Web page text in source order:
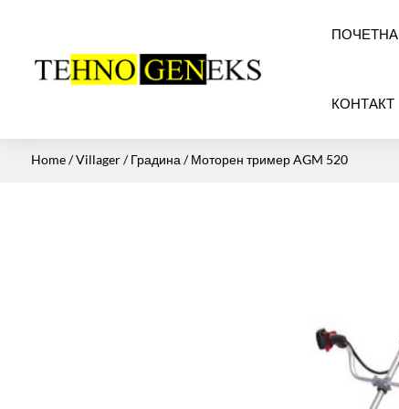
ПОЧЕТНА
КОНТАКТ
Home/Villager/Градина / Моторен тример AGM 520